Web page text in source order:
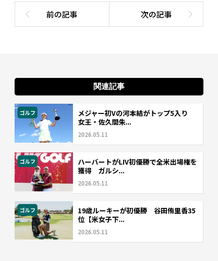
関連記事
ゴルフ
メジャー初Vの河本結がトップ5入り
女王・佐久間朱...
2026.05.11
ゴルフ
ハーバートがLIV初優勝で全米出場権を
獲得 ガルシ...
2026.05.11
ゴルフ
19歳ルーキーが初優勝 谷田侑里香35
位【米女子下...
2026.05.11